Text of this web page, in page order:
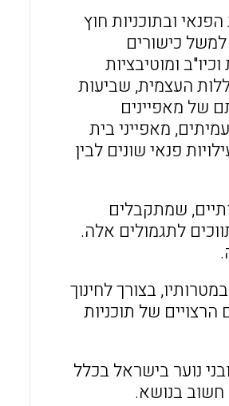
ובתוכניות חוץ
למשל כישורים
ומוטיבציות
העצמית, שביעות
של מאפיינים
מאפייני בית
פנאי שונים לבין
שמתקבלים
לתגמולים אלה.
בצורך לחינוך
של תוכניות
נוער בישראל בכלל
בנושא.